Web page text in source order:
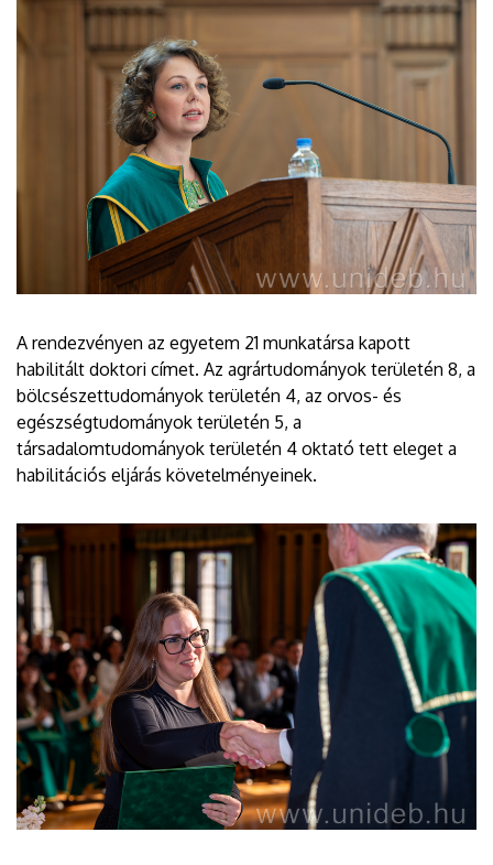
A rendezvényen az egyetem 21 munkatársa kapott
habilitált doktori címet. Az agrártudományok területén 8, a
bölcsészettudományok területén 4, az orvos- és
egészségtudományok területén 5, a
társadalomtudományok területén 4 oktató tett eleget a
habilitációs eljárás követelményeinek.